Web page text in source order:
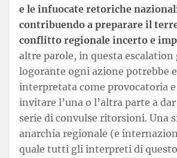
e le infuocate retoriche
contribuendo a preparare il
conflitto regionale incerto e
altre parole, in questa escalation
logorante ogni azione potrebbe
interpretata come provocatoria
invitare l’una o l’altra parte a
serie di convulse ritorsioni. Una
anarchia regionale (e
quale tutti gli interpreti di